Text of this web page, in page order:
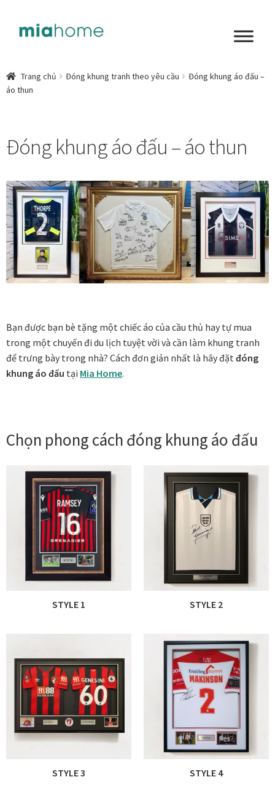
đến
đến
Art in living
Không gian sống
Cách chọn tranh phòng ngủ để mỗi ngày bắt đầu nhẹ
nhàng hơn
Chọn tranh phòng khách từ góc nhìn Home Stylist
Phong cách nội thất
BLOG
Bộ sưu tập tranh
Chính Sách Bảo Mật
Chính sách đổi trả hàng
Đăng ký thành viên
Danh Lam Collection
Điều Khoản Sử Dụng
Kim Mã – Tranh sơn mài dát vàng
Liên Diệp collection
Liên Hoa – Tranh hoa sen sơn mài
Trang chủ Đóng khung tranh theo yêu cầu
Đóng khung áo đấu –
áo thun
Đóng khung áo đấu – áo thun
Bạn được bạn bè tặng một chiếc áo của cầu thủ hay tự mua
trong một chuyến đi du lịch tuyệt vời và cần làm khung tranh
để trưng bày trong nhà? Cách đơn giản nhất là hãy đặtđóng
khung áo đấu tại Mia Home.
Chọn phong cách đóng khung áo đấu
STYLE 1 STYLE 2
STYLE 3 STYLE 4